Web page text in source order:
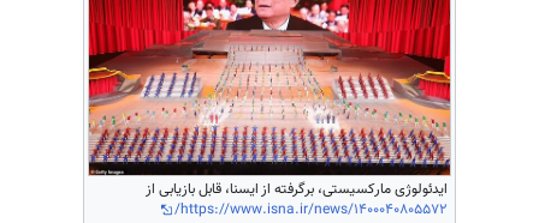
ایدئولوژی مارکسیستی، برگرفته از ایسنا، قابل بازیابی از
https://www.isna.ir/news/1400040805572/